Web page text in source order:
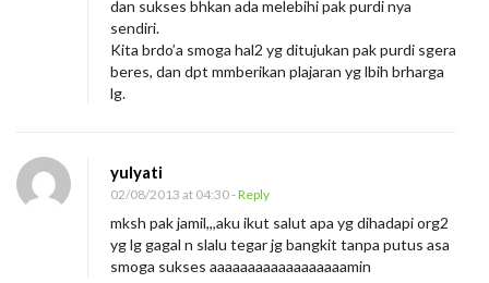
dan sukses bhkan ada melebihi pak purdi nya
sendiri.
Kita brdo’a smoga hal2 yg ditujukan pak purdi sgera
beres, dan dpt mmberikan plajaran yg lbih brharga
lg.
yulyati
02/08/2013 at 04:30- Reply
mksh pak jamil,,,aku ikut salut apa yg dihadapi org2
yg lg gagal n slalu tegar jg bangkit tanpa putus asa
smoga sukses aaaaaaaaaaaaaaaaaamin